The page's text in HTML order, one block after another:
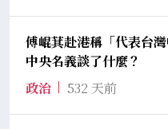
傅崐萁赴港稱「代表台
中央名義談了什麼？
政治
532 天前